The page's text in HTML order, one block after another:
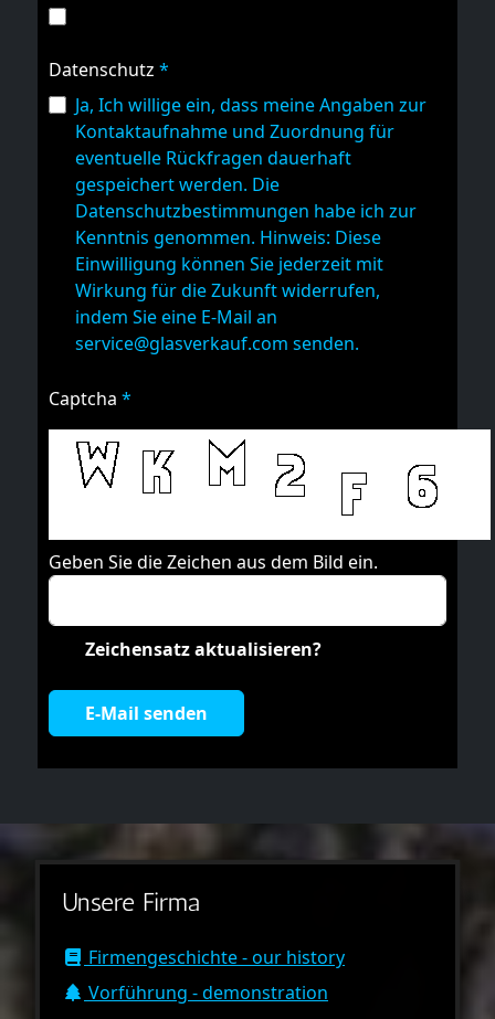
Datenschutz *
Ja, Ich willige ein, dass meine Angaben zur
Kontaktaufnahme und Zuordnung für
eventuelle Rückfragen dauerhaft
gespeichert werden. Die
Datenschutzbestimmungen habe ich zur
Kenntnis genommen. Hinweis: Diese
Einwilligung können Sie jederzeit mit
Wirkung für die Zukunft widerrufen,
indem Sie eine E-Mail an
service@glasverkauf.com senden.
Captcha *
Geben Sie die Zeichen aus dem Bild ein.
Zeichensatz aktualisieren?
E-Mail senden
Unsere Firma
Firmengeschichte - our history
Vorführung - demonstration